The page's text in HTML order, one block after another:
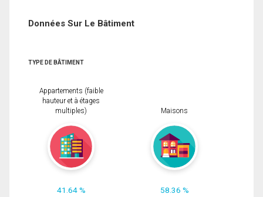
Données Sur Le Bâtiment
TYPE DE BÂTIMENT
Appartements (faible
hauteur et à étages
multiples)
41.64 %
Maisons
58.36 %